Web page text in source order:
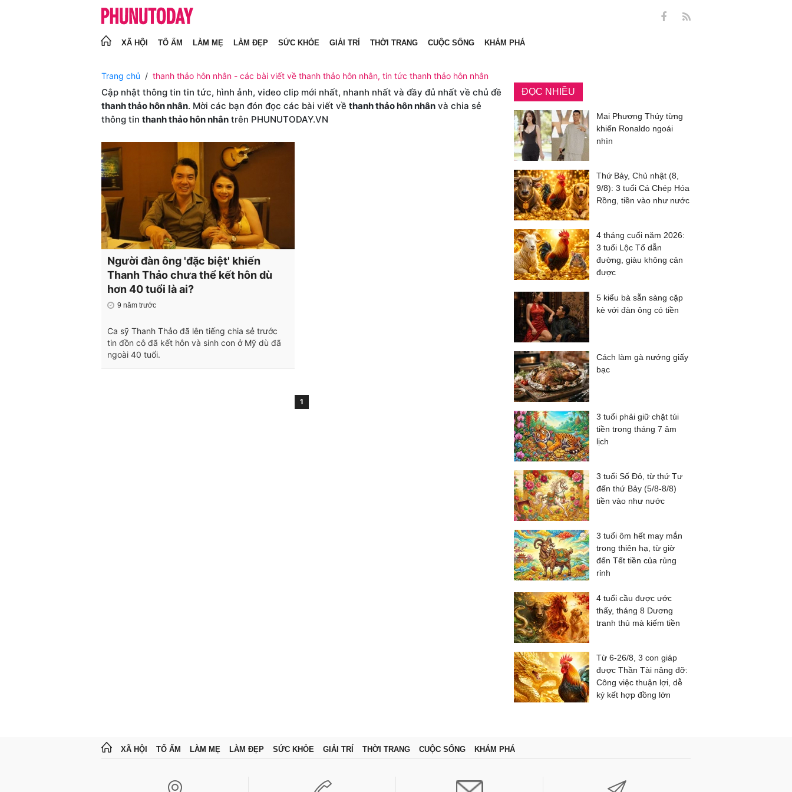
XÃ HỘI TỔ ẤM LÀM MẸ LÀM ĐẸP SỨC KHỎE GIẢI TRÍ THỜI TRANG CUỘC SỐNG KHÁM PHÁ
Trang chủ thanh thảo hôn nhân - các bài viết về thanh thảo hôn nhân, tin tức thanh thảo hôn nhân
Cập nhật thông tin tin tức, hình ảnh, video clip mới nhất, nhanh nhất và đầy đủ nhất về chủ đề
thanh thảo hôn nhân. Mời các bạn đón đọc các bài viết về thanh thảo hôn nhân và chia sẻ
thông tin thanh thảo hôn nhân trên PHUNUTODAY.VN
Người đàn ông 'đặc biệt' khiến
Thanh Thảo chưa thể kết hôn dù
hơn 40 tuổi là ai?
9 năm trước
Ca sỹ Thanh Thảo đã lên tiếng chia sẻ trước
tin đồn cô đã kết hôn và sinh con ở Mỹ dù đã
ngoài 40 tuổi.
1
ĐỌC NHIỀU
Mai Phương Thúy từng
khiến Ronaldo ngoái
nhìn
Thứ Bảy, Chủ nhật (8,
9/8): 3 tuổi Cá Chép Hóa
Rồng, tiền vào như nước
4 tháng cuối năm 2026:
3 tuổi Lộc Tổ dẫn
đường, giàu không cản
được
5 kiểu bà sẵn sàng cặp
kè với đàn ông có tiền
Cách làm gà nướng giấy
bạc
3 tuổi phải giữ chặt túi
tiền trong tháng 7 âm
lịch
3 tuổi Số Đỏ, từ thứ Tư
đến thứ Bảy (5/8-8/8)
tiền vào như nước
3 tuổi ôm hết may mắn
trong thiên hạ, từ giờ
đến Tết tiền của rủng
rỉnh
4 tuổi cầu được ước
thấy, tháng 8 Dương
tranh thủ mà kiếm tiền
Từ 6-26/8, 3 con giáp
được Thần Tài nâng đỡ:
Công việc thuận lợi, dễ
ký kết hợp đồng lớn
XÃ HỘI TỔ ẤM LÀM MẸ LÀM ĐẸP SỨC KHỎE GIẢI TRÍ THỜI TRANG CUỘC SỐNG KHÁM PHÁ